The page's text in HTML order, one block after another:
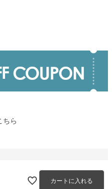
ちら
カートに入れる